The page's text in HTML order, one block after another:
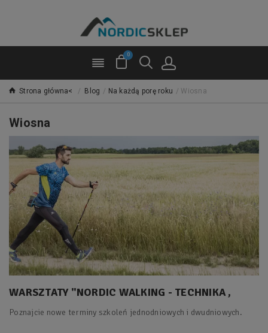
0
Strona główna< / Blog / Na każdą porę roku / Wiosna
Wiosna
WARSZTATY "NORDIC WALKING - TECHNIKA ,
Poznajcie nowe terminy szkoleń jednodniowych i dwudniowych.